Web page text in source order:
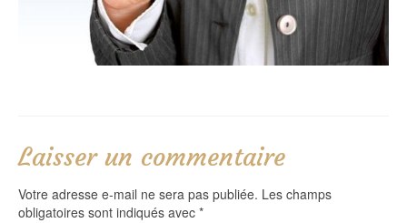
Laisser un commentaire
Votre adresse e-mail ne sera pas publiée. Les champs
obligatoires sont indiqués avec *